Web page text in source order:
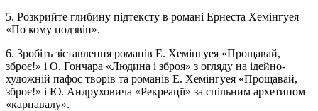
5. Розкрийте глибину підтексту в романі Ернеста Хемінгуея
«По кому подзвін».
6. Зробіть зіставлення романів Е. Хемінгуея «Прощавай,
зброє!» і О. Гончара «Людина і зброя» з огляду на ідейно-
художній пафос творів та романів Е. Хемінгуея «Прощавай,
зброє!» і Ю. Андруховича «Рекреації» за спільним архетипом
«карнавалу».